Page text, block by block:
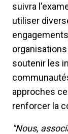
suivra
utiliser
soutenir les
approches
renforcer la
"Nous,